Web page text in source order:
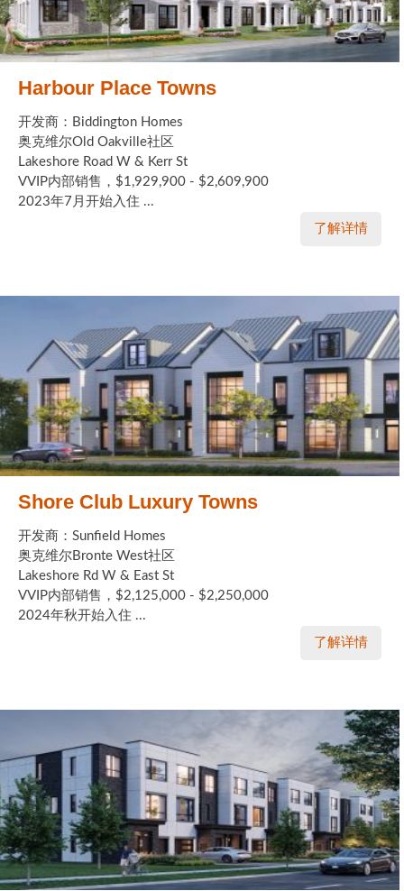
Harbour Place Towns
开发商：Biddington Homes
奥克维尔Old Oakville社区
Lakeshore Road W & Kerr St
VVIP内部销售，$1,929,900 - $2,609,900
2023年7月开始入住 ...
了解详情
Shore Club Luxury Towns
开发商：Sunfield Homes
奥克维尔Bronte West社区
Lakeshore Rd W & East St
VVIP内部销售，$2,125,000 - $2,250,000
2024年秋开始入住 ...
了解详情